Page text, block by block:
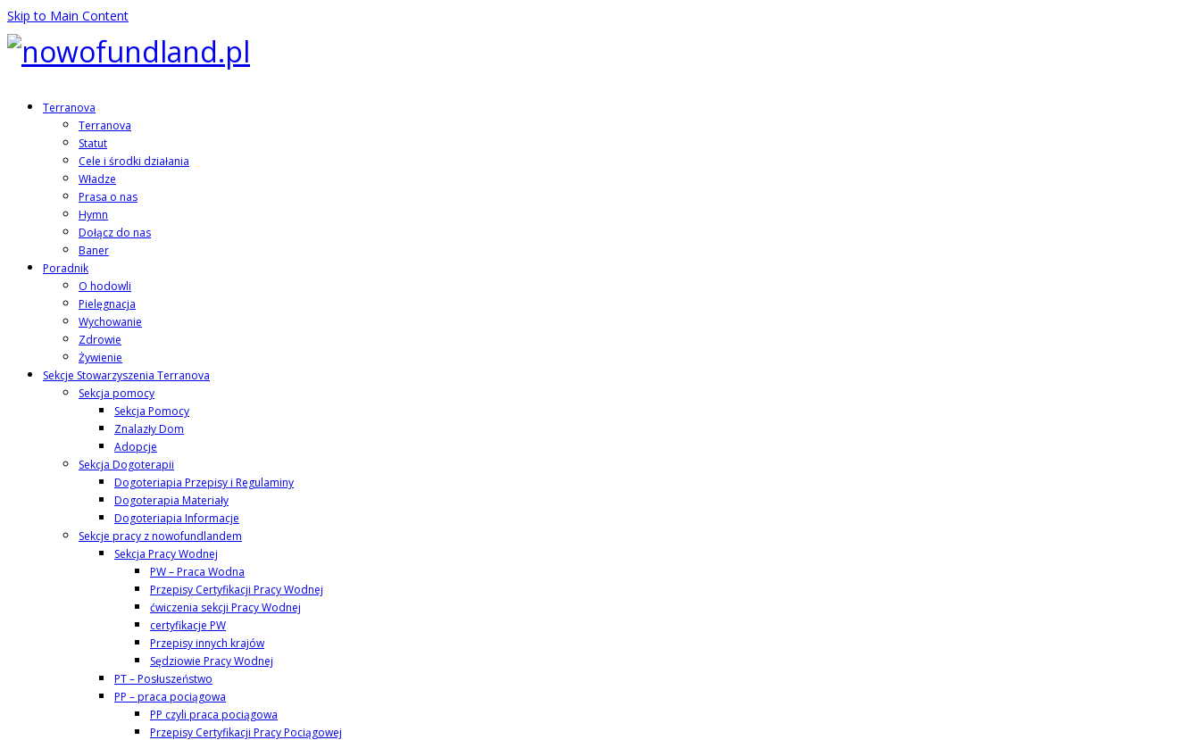
Skip to Main Content
Terranova
Terranova
Statut
Cele i środki działania
Władze
Prasa o nas
Hymn
Dołącz do nas
Baner
Poradnik
O hodowli
Pielęgnacja
Wychowanie
Zdrowie
Żywienie
Sekcje Stowarzyszenia Terranova
Sekcja pomocy
Sekcja Pomocy
Znalazły Dom
Adopcje
Sekcja Dogoterapii
Dogoteriapia Przepisy i Regulaminy
Dogoterapia Materiały
Dogoteriapia Informacje
Sekcje pracy z nowofundlandem
Sekcja Pracy Wodnej
PW – Praca Wodna
Przepisy Certyfikacji Pracy Wodnej
ćwiczenia sekcji Pracy Wodnej
certyfikacje PW
Przepisy innych krajów
Sędziowie Pracy Wodnej
PT – Posłuszeństwo
PP – praca pociągowa
PP czyli praca pociągowa
Przepisy Certyfikacji Pracy Pociągowej